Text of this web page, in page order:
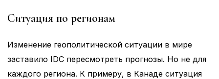
Ситуация по регионам
Изменение геополитической ситуации в мире
заставило IDC пересмотреть прогнозы. Но не для
каждого региона. К примеру, в Канаде ситуация